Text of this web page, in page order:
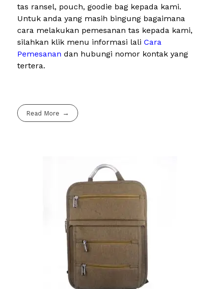
tas ransel, pouch, goodie bag kepada kami.
Untuk anda yang masih bingung bagaimana
cara melakukan pemesanan tas kepada kami,
silahkan klik menu informasi lali Cara
Pemesanan dan hubungi nomor kontak yang
tertera.
Read More